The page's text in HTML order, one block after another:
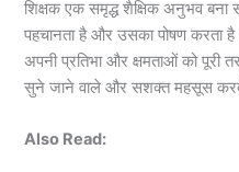
शिक्षक एक समृद्ध शैक्षिक अनुभव बना
पहचानता है और उसका पोषण करता
अपनी प्रतिभा और क्षमताओं को पूरी
सुने जाने वाले और सशक्त महसूस
Also Read: